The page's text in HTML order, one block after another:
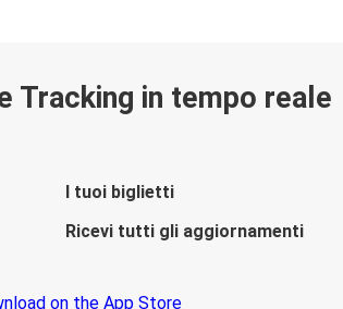
Tracking in tempo reale
I tuoi biglietti
Ricevi tutti gli aggiornamenti